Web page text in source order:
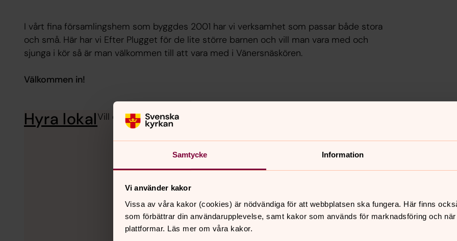
Samtycke Information
Vi använder kakor
Vissa av våra kakor (cookies) är nödvändiga för att webbplatsen ska fungera. Här finns
som förbättrar din användarupplevelse, samt kakor som används för marknadsföring och
plattformar. Läs mer om våra kakor.
I vårt fina församlingshem som byggdes 2001 har vi verksamhet som passar både stora
och små. Här har vi Efter Plugget för de lite större barnen och vill man vara med och
sjunga i kör så är man välkommen till att vara med i Vänersnäskören.
Välkommen in!
Hyra lokalVill du boka någon av våra lokaler? Här hittar du all information.